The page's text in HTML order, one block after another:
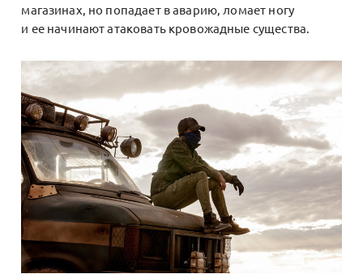
магазинах, но попадает в аварию, ломает ногу
и ее начинают атаковать кровожадные существа.